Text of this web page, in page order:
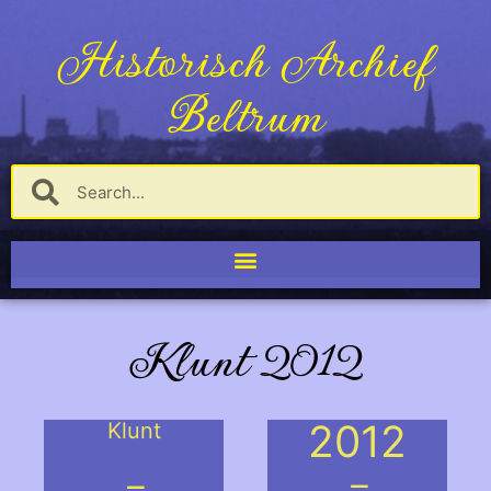
Historisch Archief
Beltrum
Klunt 2012
Klunt
2012